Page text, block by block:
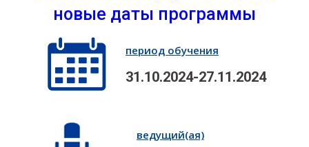
новые даты программы
период обучения
31.10.2024-27.11.2024
ведущий(ая)